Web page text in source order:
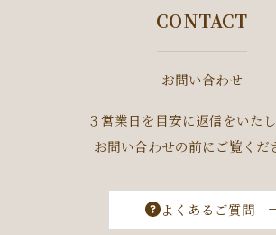
CONTACT
お問い合わせ
３営業日を目安に返信をいたし
お問い合わせの前にご覧くだ
よくあるご質問